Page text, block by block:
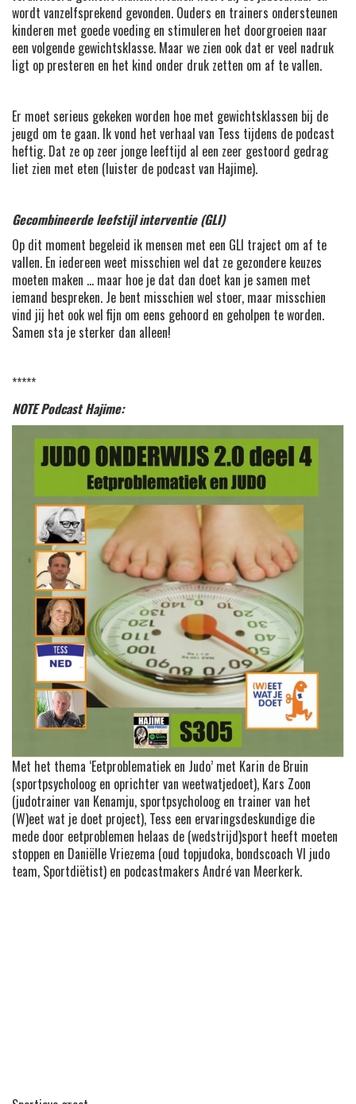
wordt vanzelfsprekend gevonden. Ouders en trainers ondersteunen
kinderen met goede voeding en stimuleren het doorgroeien naar
een volgende gewichtsklasse. Maar we zien ook dat er veel nadruk
ligt op presteren en het kind onder druk zetten om af te vallen.
Er moet serieus gekeken worden hoe met gewichtsklassen bij de
jeugd om te gaan. Ik vond het verhaal van Tess tijdens de podcast
heftig. Dat ze op zeer jonge leeftijd al een zeer gestoord gedrag
liet zien met eten (luister de podcast van Hajime).
Gecombineerde leefstijl interventie (GLI)
Op dit moment begeleid ik mensen met een GLI traject om af te
vallen. En iedereen weet misschien wel dat ze gezondere keuzes
moeten maken … maar hoe je dat dan doet kan je samen met
iemand bespreken. Je bent misschien wel stoer, maar misschien
vind jij het ook wel fijn om eens gehoord en geholpen te worden.
Samen sta je sterker dan alleen!
*****
NOTE Podcast Hajime:
Met het thema ‘Eetproblematiek en Judo’ met Karin de Bruin
(sportpsycholoog en oprichter van weetwatjedoet), Kars Zoon
(judotrainer van Kenamju, sportpsycholoog en trainer van het
(W)eet wat je doet project), Tess een ervaringsdeskundige die
mede door eetproblemen helaas de (wedstrijd)sport heeft moeten
stoppen en Daniëlle Vriezema (oud topjudoka, bondscoach VI judo
team, Sportdiëtist) en podcastmakers André van Meerkerk.